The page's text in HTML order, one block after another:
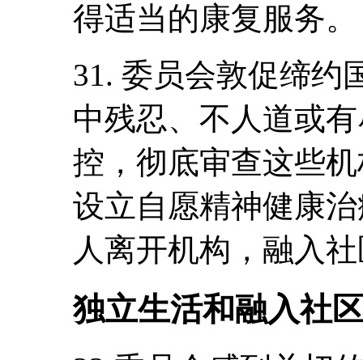
得适当的康复服务。
31. 委员会敦促缔约
中残忍、不人道或
控，彻底审查这些
设立自愿精神健康
人离开机构，融入
独立生活和融入社